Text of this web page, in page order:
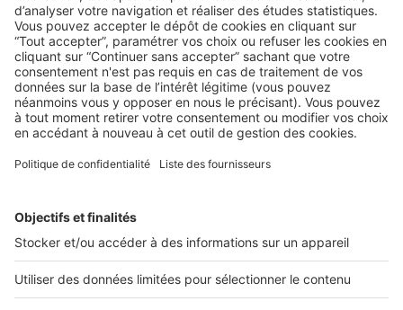
5 idées d’événements pour marquer
vos clients
Animer son agence immobilière est une excellente idée qui
vous permettra de générer davantage de flux ! ...